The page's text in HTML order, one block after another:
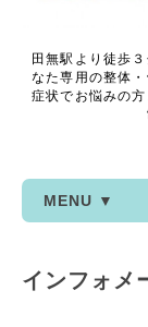
田無駅より徒歩
なた専用の整体
症状でお悩みの
MENU ▼
インフォ